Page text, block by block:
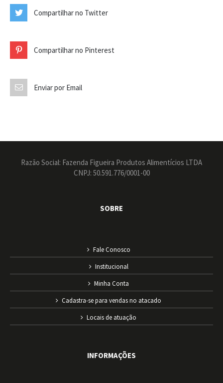
Compartilhar no Twitter
Compartilhar no Pinterest
Enviar por Email
Razão Social: Fazenda Figueira Produtos Alimentícios LTDA
CNPJ: 50.591.776/0001-00
SOBRE
Fale Conosco
Institucional
Minha Conta
Cadastra-se para vendas no atacado
Locais de atuação
INFORMAÇÕES